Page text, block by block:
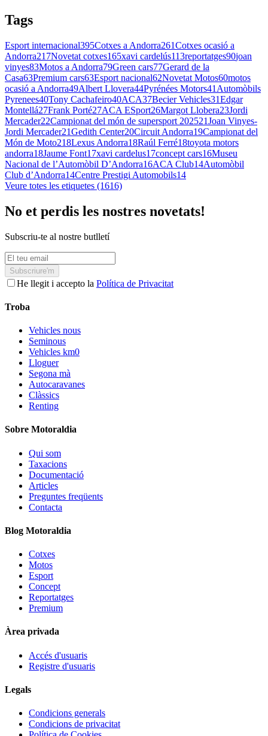
Tags
Esport internacional395Cotxes a Andorra261Cotxes ocasió a
Andorra217Novetat cotxes165xavi cardelús113reportatges90joan
vinyes83Motos a Andorra79Green cars77Gerard de la
Casa63Premium cars63Esport nacional62Novetat Motos60motos
ocasió a Andorra49Albert Llovera44Pyrénées Motors41 Automòbils
Pyrenees40Tony Cachafeiro40ACA37Becier Vehicles31Edgar
Montellá27Frank Porté27ACA ESport26Margot Llobera23Jordi
Mercader22Campionat del món de supersport 202521Joan Vinyes-
Jordi Mercader21Gedith Center20Circuit Andorra19Campionat del
Món de Moto218Lexus Andorra18Raúl Ferré18toyota motors
andorra18Jaume Font17xavi cardelus17concept cars16Museu
Nacional de l’Automòbil D’Andorra16ACA Club14Automòbil
Club d’Andorra14Centre Prestigi Automobils14
Veure totes les etiquetes (1616)
No et perdis les nostres novetats!
Subscriu-te al nostre butlletí
Subscriure'm
He llegit i accepto la Política de Privacitat
Troba
Vehicles nous
Seminous
Vehicles km0
Lloguer
Segona mà
Autocaravanes
Clàssics
Renting
Sobre Motoraldia
Qui som
Taxacions
Documentació
Articles
Preguntes freqüents
Contacta
Blog Motoraldia
Cotxes
Motos
Esport
Concept
Reportatges
Premium
Àrea privada
Accés d'usuaris
Registre d'usuaris
Legals
Condicions generals
Condicions de privacitat